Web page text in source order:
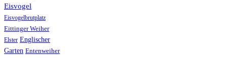
Eisvogel
Eisvogelbrutplatz
Eittinger Weiher
Elster Englischer
Garten Entenweiher